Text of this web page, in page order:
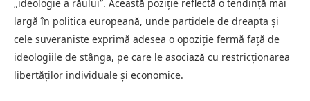
„ideologie a răului”. Această poziție reflectă o tendință mai
largă în politica europeană, unde partidele de dreapta și
cele suveraniste exprimă adesea o opoziție fermă față de
ideologiile de stânga, pe care le asociază cu restricționarea
libertăților individuale și economice.